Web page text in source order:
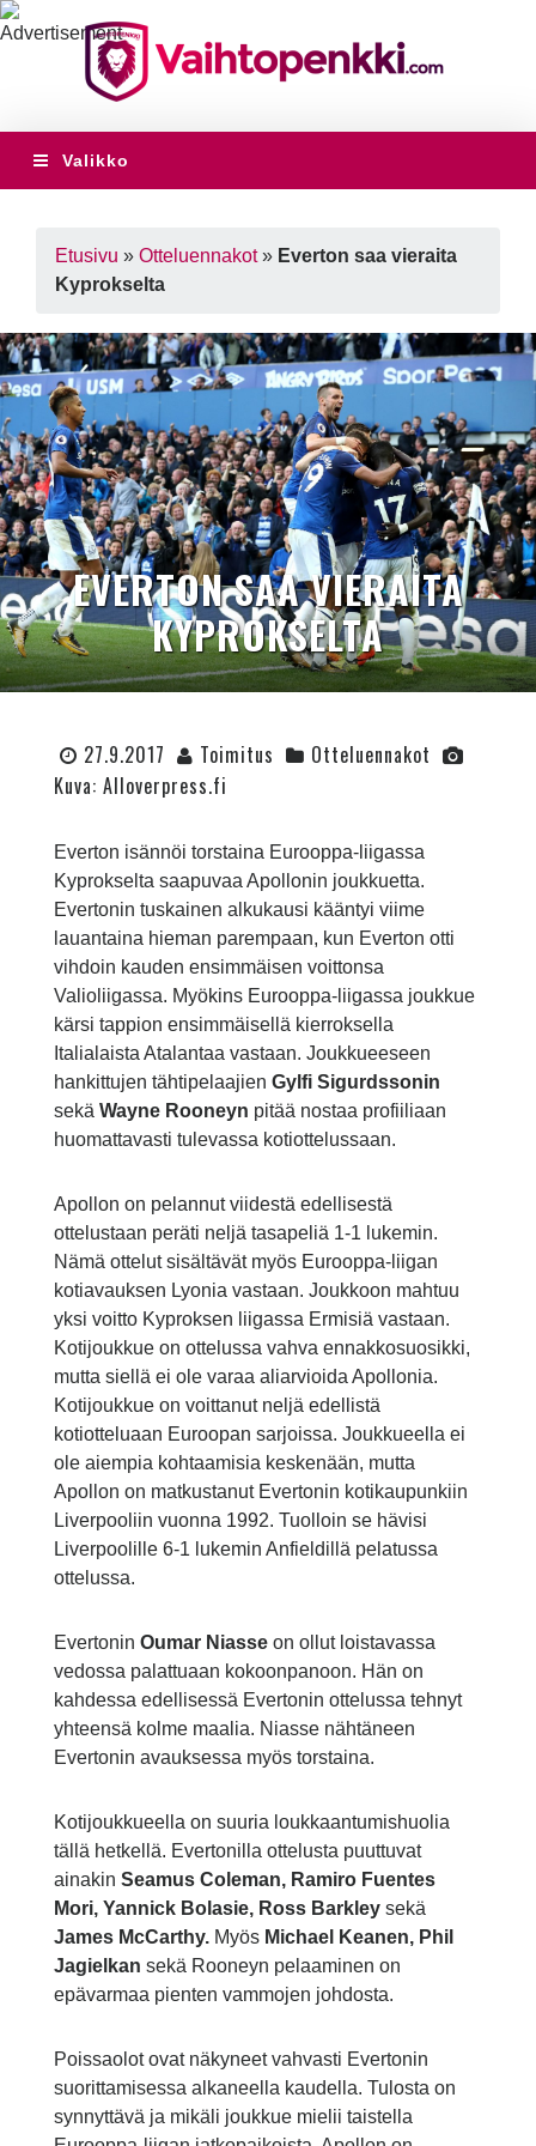
Valikko
Etusivu » Otteluennakot» Everton saa vieraita
Kyprokselta
EVERTON SAA VIERAITA
KYPROKSELTA
27.9.2017 Toimitus
Otteluennakot
Kuva: Alloverpress.fi
Everton isännöi torstaina Eurooppa-liigassa
Kyprokselta saapuvaa Apollonin joukkuetta.
Evertonin tuskainen alkukausi kääntyi viime
lauantaina hieman parempaan, kun Everton otti
vihdoin kauden ensimmäisen voittonsa
Valioliigassa. Myökins Eurooppa-liigassa joukkue
kärsi tappion ensimmäisellä kierroksella
Italialaista Atalantaa vastaan. Joukkueeseen
hankittujen tähtipelaajien Gylfi Sigurdssonin
sekä Wayne Rooneyn pitää nostaa profiiliaan
huomattavasti tulevassa kotiottelussaan.
Apollon on pelannut viidestä edellisestä
ottelustaan peräti neljä tasapeliä 1-1 lukemin.
Nämä ottelut sisältävät myös Eurooppa-liigan
kotiavauksen Lyonia vastaan. Joukkoon mahtuu
yksi voitto Kyproksen liigassa Ermisiä vastaan.
Kotijoukkue on ottelussa vahva ennakkosuosikki,
mutta siellä ei ole varaa aliarvioida Apollonia.
Kotijoukkue on voittanut neljä edellistä
kotiotteluaan Euroopan sarjoissa. Joukkueella ei
ole aiempia kohtaamisia keskenään, mutta
Apollon on matkustanut Evertonin kotikaupunkiin
Liverpooliin vuonna 1992. Tuolloin se hävisi
Liverpoolille 6-1 lukemin Anfieldillä pelatussa
ottelussa.
Evertonin Oumar Niasseon ollut loistavassa
vedossa palattuaan kokoonpanoon. Hän on
kahdessa edellisessä Evertonin ottelussa tehnyt
yhteensä kolme maalia. Niasse nähtäneen
Evertonin avauksessa myös torstaina.
Kotijoukkueella on suuria loukkaantumishuolia
tällä hetkellä. Evertonilla ottelusta puuttuvat
ainakin Seamus Coleman, Ramiro Fuentes
Mori, Yannick Bolasie, Ross Barkley sekä
James McCarthy. Myös Michael Keanen, Phil
Jagielkan sekä Rooneyn pelaaminen on
epävarmaa pienten vammojen johdosta.
Poissaolot ovat näkyneet vahvasti Evertonin
suorittamisessa alkaneella kaudella. Tulosta on
synnyttävä ja mikäli joukkue mielii taistella